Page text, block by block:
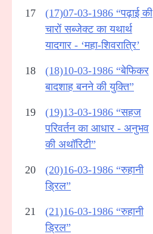
17
(17)07-03-1986 “पढ़ाई की
चारों सब्जेक्ट का यथार्थ
यादगार - ‘महा-शिवरात्रि’
18
(18)10-03-1986 “बेफिकर
बादशाह बनने की युक्ति”
19
(19)13-03-1986 “सहज
परिवर्तन का आधार - अनुभव
की अथॉरिटी”
20
(20)16-03-1986 “रुहानी
ड्रिल”
21
(21)16-03-1986 “रुहानी
ड्रिल”